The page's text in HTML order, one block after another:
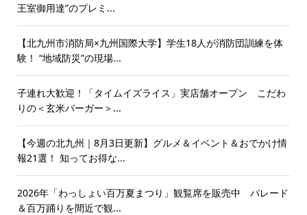
王室御用達”のプレミ...
【北九州市消防局×九州国際大学】学生18人が消防団訓練を体
験！ “地域防災”の現場...
子連れ大歓迎！「タイムイズライス」実店舗オープン こだわ
りの＜玄米バーガー＞...
【今週の北九州｜8月3日更新】グルメ＆イベント＆おでかけ情
報21選！ 知ってお得な...
2026年「わっしょい百万夏まつり」観覧席を販売中 パレード
＆百万踊りを間近で観...